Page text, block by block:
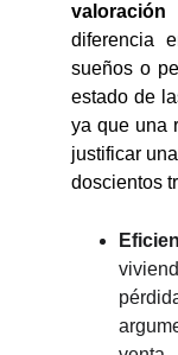
valoración
diferencia
sueños o
estado de
ya que una
justificar una
doscientos